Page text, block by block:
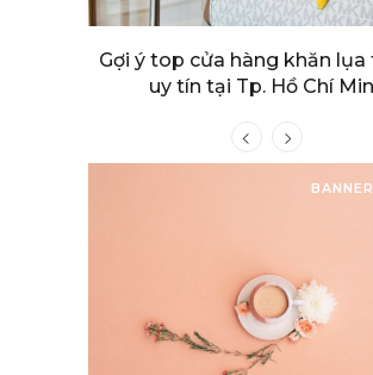
lụa tơ tằm
Điểm danh 10 Tạp chí
đầu thế giới